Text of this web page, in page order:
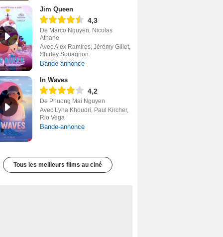
Jim Queen
4,3
De Marco Nguyen, Nicolas
Athane
Avec Alex Ramires, Jérémy Gillet,
Shirley Souagnon
Bande-annonce
In Waves
4,2
De Phuong Mai Nguyen
Avec Lyna Khoudri, Paul Kircher,
Rio Vega
Bande-annonce
Tous les meilleurs films au ciné